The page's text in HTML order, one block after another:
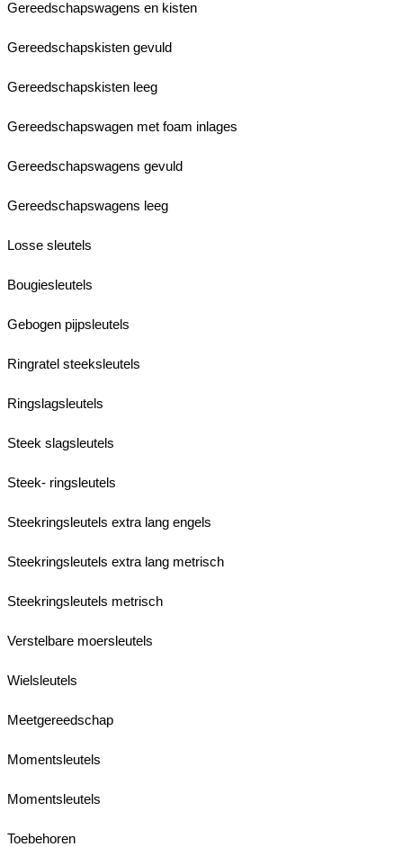
Gereedschapswagens en kisten
Gereedschapskisten gevuld
Gereedschapskisten leeg
Gereedschapswagen met foam inlages
Gereedschapswagens gevuld
Gereedschapswagens leeg
Losse sleutels
Bougiesleutels
Gebogen pijpsleutels
Ringratel steeksleutels
Ringslagsleutels
Steek slagsleutels
Steek- ringsleutels
Steekringsleutels extra lang engels
Steekringsleutels extra lang metrisch
Steekringsleutels metrisch
Verstelbare moersleutels
Wielsleutels
Meetgereedschap
Momentsleutels
Momentsleutels
Toebehoren